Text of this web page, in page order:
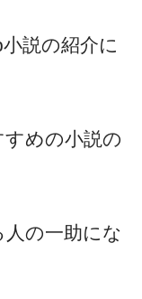
説の紹介に
めの小説の
の一助にな